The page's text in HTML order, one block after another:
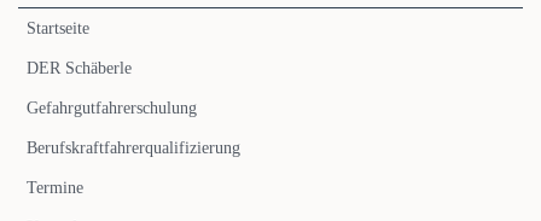
Navigation
Startseite
DER Schäberle
Gefahrgutfahrerschulung
Berufskraftfahrerqualifizierung
Termine